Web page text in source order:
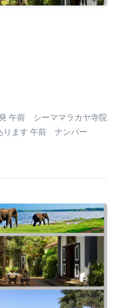
午前 シーママラカヤ寺院
ります 午前 ナンバー